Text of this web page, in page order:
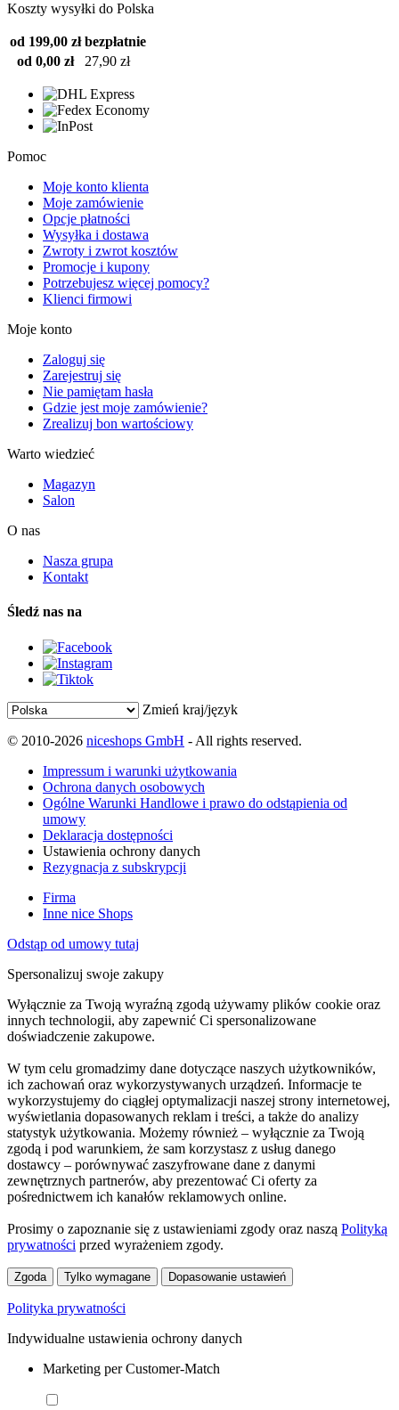
Koszty wysyłki do Polska
od 199,00 zł bezpłatnie
od 0,00 zł
27,90 zł
Pomoc
Moje konto klienta
Moje zamówienie
Opcje płatności
Wysyłka i dostawa
Zwroty i zwrot kosztów
Promocje i kupony
Potrzebujesz więcej pomocy?
Klienci firmowi
Moje konto
Zaloguj się
Zarejestruj się
Nie pamiętam hasła
Gdzie jest moje zamówienie?
Zrealizuj bon wartościowy
Warto wiedzieć
Magazyn
Salon
O nas
Nasza grupa
Kontakt
Śledź nas na
Zmień kraj/język
© 2010-2026 niceshops GmbH - All rights reserved.
Impressum i warunki użytkowania
Ochrona danych osobowych
Ogólne Warunki Handlowe i prawo do odstąpienia od
umowy
Deklaracja dostępności
Ustawienia ochrony danych
Rezygnacja z subskrypcji
Firma
Inne nice Shops
Odstąp od umowy tutaj
Spersonalizuj swoje zakupy
Wyłącznie za Twoją wyraźną zgodą używamy plików cookie oraz
innych technologii, aby zapewnić Ci spersonalizowane
doświadczenie zakupowe.
W tym celu gromadzimy dane dotyczące naszych użytkowników,
ich zachowań oraz wykorzystywanych urządzeń. Informacje te
wykorzystujemy do ciągłej optymalizacji naszej strony internetowej,
wyświetlania dopasowanych reklam i treści, a także do analizy
statystyk użytkowania. Możemy również – wyłącznie za Twoją
zgodą i pod warunkiem, że sam korzystasz z usług danego
dostawcy – porównywać zaszyfrowane dane z danymi
zewnętrznych partnerów, aby prezentować Ci oferty za
pośrednictwem ich kanałów reklamowych online.
Prosimy o zapoznanie się z ustawieniami zgody oraz naszą Polityką
prywatności przed wyrażeniem zgody.
Zgoda Tylko wymagane Dopasowanie ustawień
Polityka prywatności
Indywidualne ustawienia ochrony danych
Marketing per Customer-Match